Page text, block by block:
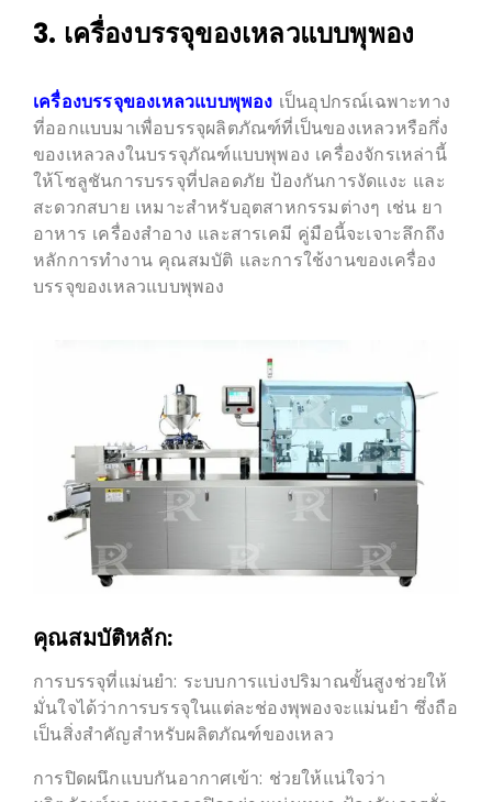
3. เครื่องบรรจุของเหลวแบบพุพอง
เครื่องบรรจุของเหลวแบบพุพอง เป็นอุปกรณ์เฉพาะทาง
ที่ออกแบบมาเพื่อบรรจุผลิตภัณฑ์ที่เป็นของเหลวหรือกึ่ง
ของเหลวลงในบรรจุภัณฑ์แบบพุพอง เครื่องจักรเหล่านี้
ให้โซลูชันการบรรจุที่ปลอดภัย ป้องกันการงัดแงะ และ
สะดวกสบาย เหมาะสำหรับอุตสาหกรรมต่างๆ เช่น ยา
อาหาร เครื่องสำอาง และสารเคมี คู่มือนี้จะเจาะลึกถึง
หลักการทำงาน คุณสมบัติ และการใช้งานของเครื่อง
บรรจุของเหลวแบบพุพอง
คุณสมบัติหลัก:
การบรรจุที่แม่นยำ: ระบบการแบ่งปริมาณขั้นสูงช่วยให้
มั่นใจได้ว่าการบรรจุในแต่ละช่องพุพองจะแม่นยำ ซึ่งถือ
เป็นสิ่งสำคัญสำหรับผลิตภัณฑ์ของเหลว
การปิดผนึกแบบกันอากาศเข้า: ช่วยให้แน่ใจว่า